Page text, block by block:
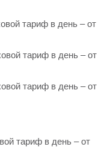
тариф в день – от
тариф в день – от
тариф в день – от
тариф в день – от